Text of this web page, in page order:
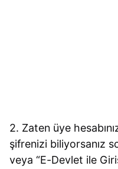
2. Zaten üye
şifrenizi biliyorsanız
veya “E-Devlet ile